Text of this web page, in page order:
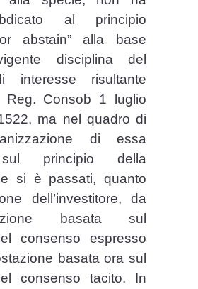
al principio
abstain” alla base
disciplina del
interesse risultante
Reg. Consob 1 luglio
ma nel quadro di
di essa
principio della
si è passati, quanto
dell’investitore, da
basata sul
consenso espresso
basata ora sul
consenso tacito. In